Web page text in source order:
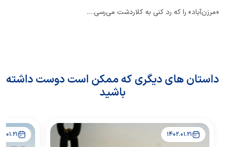
«مرزن‌آباد» را که رد کنی به کلاردشت می‌رسی….
داستان های دیگری که ممکن است دوست داشته
باشید
1402.01.21